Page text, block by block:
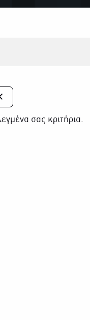
σας κριτήρια.